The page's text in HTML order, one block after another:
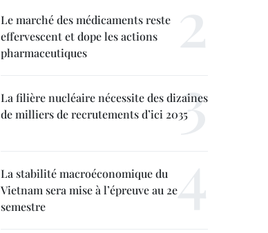
Le marché des médicaments reste
effervescent et dope les actions
pharmaceutiques
La filière nucléaire nécessite des dizaines
de milliers de recrutements d’ici 2035
La stabilité macroéconomique du
Vietnam sera mise à l’épreuve au 2e
semestre